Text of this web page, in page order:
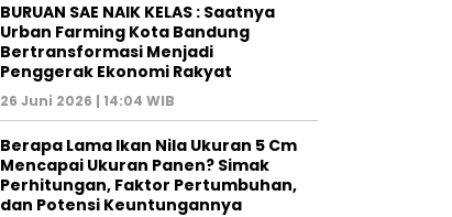
BURUAN SAE NAIK KELAS : Saatnya
Urban Farming Kota Bandung
Bertransformasi Menjadi
Penggerak Ekonomi Rakyat
26 Juni 2026 | 14:04 WIB
Berapa Lama Ikan Nila Ukuran 5 Cm
Mencapai Ukuran Panen? Simak
Perhitungan, Faktor Pertumbuhan,
dan Potensi Keuntungannya